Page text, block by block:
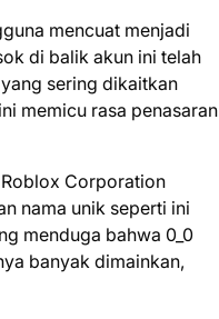
mencuat menjadi
di balik akun ini telah
sering dikaitkan
memicu rasa penasaran
Corporation
nama unik seperti ini
menduga bahwa 0_0
banyak dimainkan,